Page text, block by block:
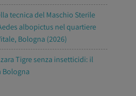
tecnica del Maschio Sterile
albopictus nel quartiere
Bologna (2026)
Tigre senza insetticidi: il
Bologna